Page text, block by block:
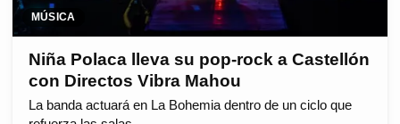
MÚSICA
Niña Polaca lleva su pop-rock a Castellón
con Directos Vibra Mahou
La banda actuará en La Bohemia dentro de un ciclo que